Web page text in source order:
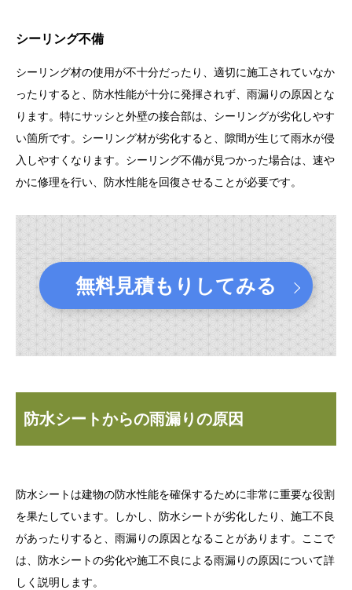
シーリング不備
シーリング材の使用が不十分だったり、適切に施工されていなか
ったりすると、防水性能が十分に発揮されず、雨漏りの原因とな
ります。特にサッシと外壁の接合部は、シーリングが劣化しやす
い箇所です。シーリング材が劣化すると、隙間が生じて雨水が侵
入しやすくなります。シーリング不備が見つかった場合は、速や
かに修理を行い、防水性能を回復させることが必要です。
無料見積もりしてみる
防水シートからの雨漏りの原因
防水シートは建物の防水性能を確保するために非常に重要な役割
を果たしています。しかし、防水シートが劣化したり、施工不良
があったりすると、雨漏りの原因となることがあります。ここで
は、防水シートの劣化や施工不良による雨漏りの原因について詳
しく説明します。